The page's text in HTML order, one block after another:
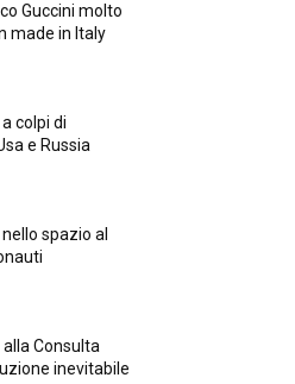
Guccini molto
made in Italy
colpi di
e Russia
spazio al
Consulta
inevitabile